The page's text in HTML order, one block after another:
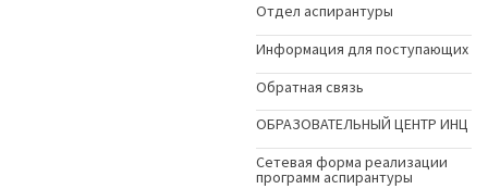
Отдел аспирантуры
Информация для поступающих
Обратная связь
ОБРАЗОВАТЕЛЬНЫЙ ЦЕНТР ИНЦ
Сетевая форма реализации
программ аспирантуры